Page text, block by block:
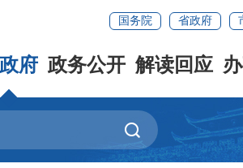
国务院 省政府
府 政务公开 解读回应